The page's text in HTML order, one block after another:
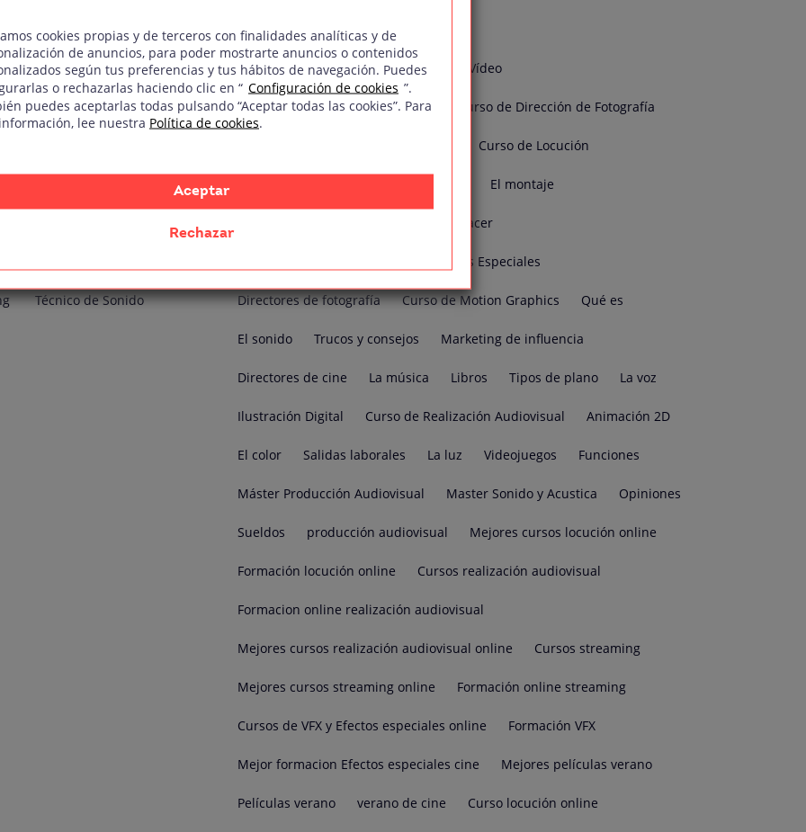
Fotografía Digital
Técnico de Sonido
Curso de Técnico/a de Sonido
Curso de Edición y Postproducción de Vídeo
Curso de Producción Audiovisual Curso de Dirección de Fotografía
Curso de Locución
El montaje
Cómo hacer
Maquillaje y Caracterización de Efectos Especiales
Directores de fotografía Curso de Motion Graphics Qué es
El sonido Trucos y consejos Marketing de influencia
Directores de cine La música Libros Tipos de plano La voz
Ilustración Digital Curso de Realización Audiovisual Animación 2D
El color Salidas laborales La luz Videojuegos Funciones
Máster Producción Audiovisual Master Sonido y Acustica Opiniones
Sueldos producción audiovisual Mejores cursos locución online
Formación locución online Cursos realización audiovisual
Formacion online realización audiovisual
Mejores cursos realización audiovisual online Cursos streaming
Mejores cursos streaming online Formación online streaming
Cursos de VFX y Efectos especiales online Formación VFX
Mejor formacion Efectos especiales cine Mejores películas verano
Películas verano verano de cine Curso locución online
cookies propias y de terceros con finalidades analíticas y de
de anuncios, para poder mostrarte anuncios o contenidos
según tus preferencias y tus hábitos de navegación. Puedes
o rechazarlas haciendo clic en “ Configuración de cookies ”.
puedes aceptarlas todas pulsando “Aceptar todas las cookies”. Para
lee nuestra Política de cookies.
Aceptar
Rechazar